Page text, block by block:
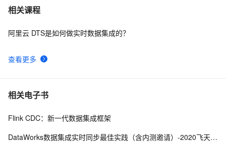
7 Flink CDC 新一代数据集成框架
8 arm 64 环境利用 docker 编译 datax 工具
9 DataWorks操作报错合集之上传数据时报错
10
相关课程
查看更多
阿里云 DTS是如何做实时数据集成的？
相关电子书
Flink CDC：新一代数据集成框架
DataWorks数据集成实时同步最佳实践（含内测邀请）-2020飞天大数据平台实战应用第一季